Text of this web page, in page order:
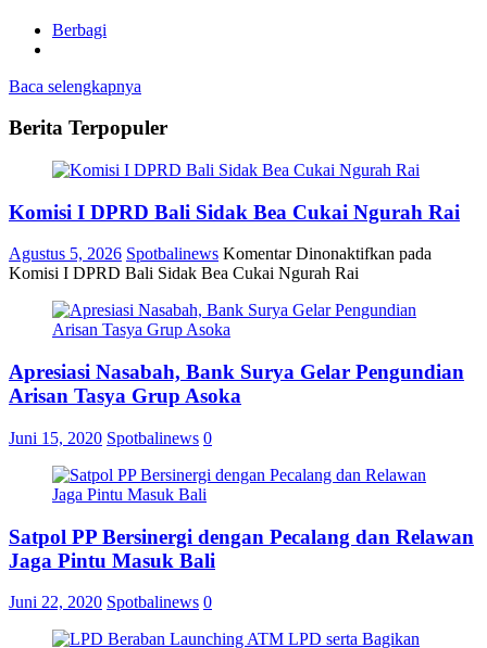
Berbagi
Baca selengkapnya
Berita Terpopuler
Komisi I DPRD Bali Sidak Bea Cukai Ngurah Rai
Agustus 5, 2026 Spotbalinews Komentar Dinonaktifkan pada
Komisi I DPRD Bali Sidak Bea Cukai Ngurah Rai
Apresiasi Nasabah, Bank Surya Gelar Pengundian
Arisan Tasya Grup Asoka
Juni 15, 2020 Spotbalinews 0
Satpol PP Bersinergi dengan Pecalang dan Relawan
Jaga Pintu Masuk Bali
Juni 22, 2020 Spotbalinews 0